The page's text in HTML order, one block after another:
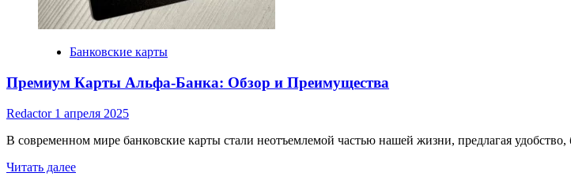
Банковские карты
Премиум Карты Альфа-Банка: Обзор и Преимущества
Redactor 1 апреля 2025
В современном мире банковские карты стали неотъемлемой частью нашей жизни, предлагая
Читать далееRead